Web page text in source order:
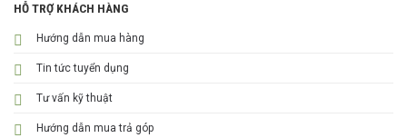
HỖ TRỢ KHÁCH HÀNG
Hướng dẫn mua hàng
Tin tức tuyển dụng
Tư vấn kỹ thuật
Hướng dẫn mua trả góp